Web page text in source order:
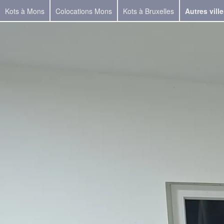
Kots à Mons Colocations Mons Kots à Bruxelles Autres